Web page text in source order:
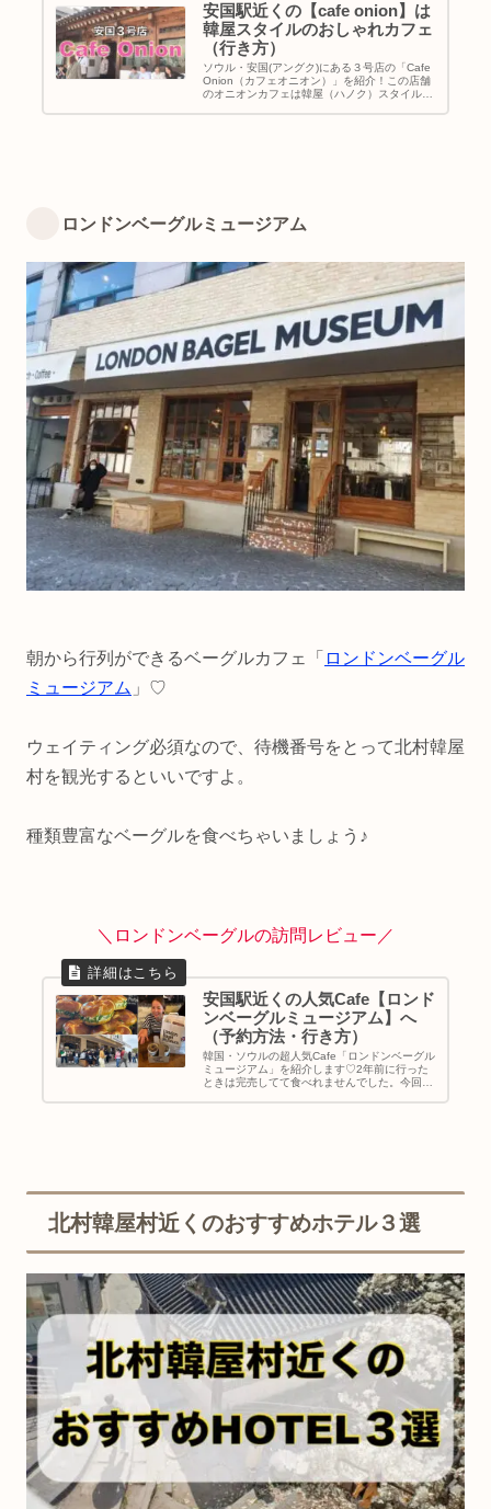
安国駅近くの【cafe onion】は
韓屋スタイルのおしゃれカフェ
（行き方）
ソウル・安国(アングク)にある３号店の「Cafe
Onion（カフェオニオン）」を紹介！この店舗
のオニオンカフェは韓屋（ハノク）スタイルで
ロンドンベーグルミュージアム
朝から行列ができるベーグルカフェ「 ロンドンベーグル
ミュージアム 」♡
ウェイティング必須なので、待機番号をとって北村韓屋
村を観光するといいですよ。
種類豊富なベーグルを食べちゃいましょう♪
＼ロンドンベーグルの訪問レビュー／
安国駅近くの人気Cafe【ロンド
ンベーグルミュージアム】へ
（予約方法・行き方）
韓国・ソウルの超人気Cafe「ロンドンベーグル
ミュージアム」を紹介します♡2年前に行った
ときは完売してて食べれませんでした。今回は
北村韓屋村近くのおすすめホテル３選